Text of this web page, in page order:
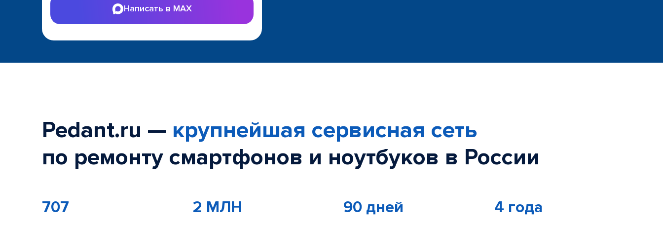
Написать в MAX
Pedant.ru — крупнейшая сервисная сеть
по ремонту смартфонов и ноутбуков в России
707 2 МЛН 90 дней 4 года